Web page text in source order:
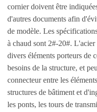
cornier doivent être
d'autres documents afin
de modèle. Les
à chaud sont 2#-20#.
divers éléments porteurs de
besoins de la structure, et
connecteur entre les
structures de bâtiment et
les ponts, les tours de